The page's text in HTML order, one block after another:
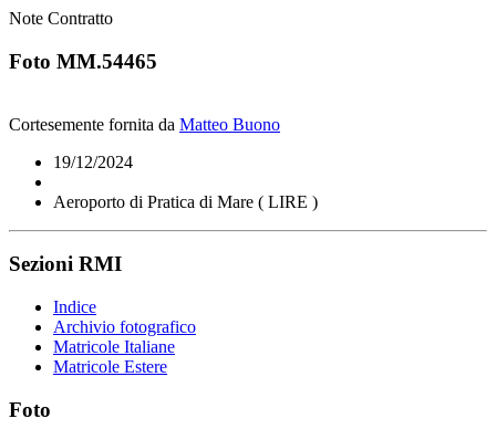
Note Contratto
Foto MM.54465
Cortesemente fornita da Matteo Buono
19/12/2024
Aeroporto di Pratica di Mare ( LIRE )
Sezioni RMI
Indice
Archivio fotografico
Matricole Italiane
Matricole Estere
Foto